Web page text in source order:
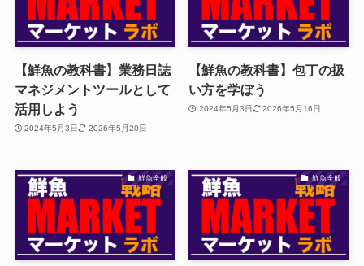
【鮮魚の教科書】業務日誌
マネジメントツールとして
活用しよう
2024年5月3日 2026年5月20日
【鮮魚の教科書】包丁の扱
い方を学ぼう
2024年5月3日 2026年5月16日
鮮魚全般 鮮魚全般